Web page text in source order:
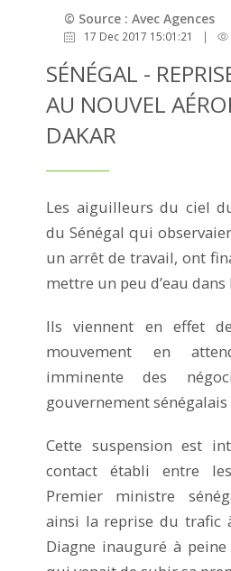
© Source : Avec Agences
17 Dec 2017 15:01:21 |
SÉNÉGAL -
AU NOUVEL
DAKAR
Les aiguilleurs du ciel
du Sénégal qui
un arrêt de travail, ont
mettre un peu d’eau
Ils viennent en effet
mouvement en
imminente des
gouvernement sénégalais
Cette suspension est
contact établi entre
Premier ministre
ainsi la reprise du trafic
Diagne inauguré à